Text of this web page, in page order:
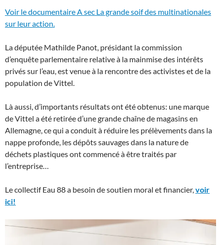
Voir le documentaire A sec La grande soif des multinationales
sur leur action.
La députée Mathilde Panot, présidant la commission
d’enquête parlementaire relative à la mainmise des intérêts
privés sur l’eau, est venue à la rencontre des activistes et de la
population de Vittel.
Là aussi, d’importants résultats ont été obtenus: une marque
de Vittel a été retirée d’une grande chaîne de magasins en
Allemagne, ce qui a conduit à réduire les prélèvements dans la
nappe profonde, les dépôts sauvages dans la nature de
déchets plastiques ont commencé à être traités par
l’entreprise…
Le collectif Eau 88 a besoin de soutien moral et financier,voir
ici!